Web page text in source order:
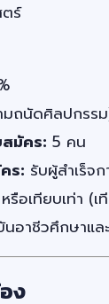
ร์
มถนัดศิลปกรร
สมัคร: 5 คน
ร: รับผู้สำเร็จ
อเทียบเท่า (เ
อาชีวศึกษาแล
ง